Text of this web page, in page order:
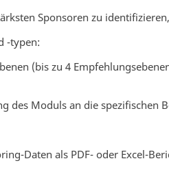
Sponsoren zu
-typen:
(bis zu 4
des Moduls an die spezifischen
Daten als PDF- oder Excel-